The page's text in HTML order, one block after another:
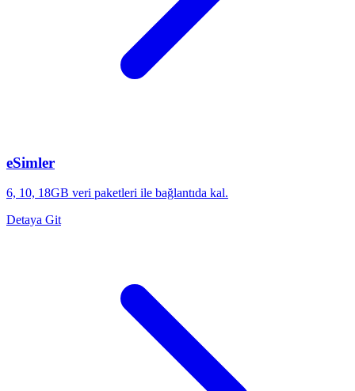
eSimler
6, 10, 18GB veri paketleri ile bağlantıda kal.
Detaya Git